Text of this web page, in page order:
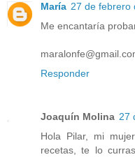
María 27 de febrero
Me encantaría
Responder
Joaquín Molina 27
Hola Pilar, mi
recetas, te lo